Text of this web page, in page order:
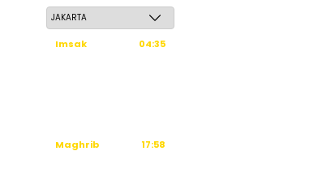
Imsak
04:35
Maghrib
17:58